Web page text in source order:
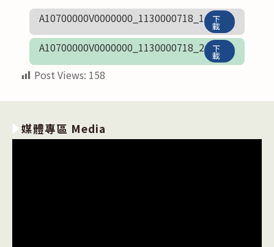
A10700000V0000000_1130000718_1
下
載
A10700000V0000000_1130000718_2 下
載
Post Views: 158
媒體專區 Media